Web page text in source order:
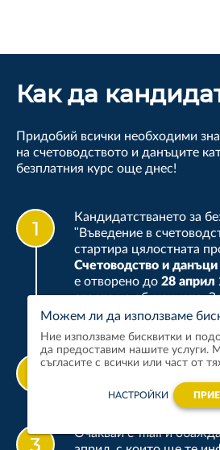
Как да
Придобий всички необходими
на счетоводството и данъците
безплатния курс още днес!
Кандидатстването за
"Въведение в
стартира цялостната
Счетоводство и данъци
е отворено до 28 април
старта на обучението.
място, натисни бутон
Попълни данните си във
Очаквай e-mail и
Можем ли да използваме
Ние използваме бисквитки и
да предоставим нашите услуги.
съгласите с всички или част от
НАСТРОЙКИ